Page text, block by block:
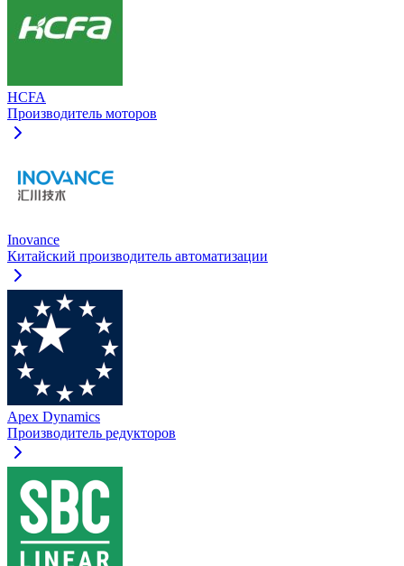
HCFA
Производитель моторов
Inovance
Китайский производитель автоматизации
Apex Dynamics
Производитель редукторов